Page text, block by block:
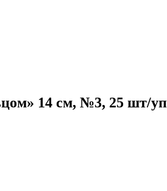
14 см, №3, 25 шт/уп